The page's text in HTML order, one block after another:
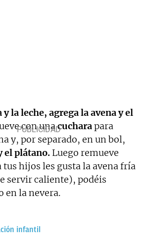
y la leche, agrega la avena y el
con unacucharapara
y, por separado, en un bol,
el plátano. Luego remueve
tus hijos les gusta la avena fría
servir caliente), podéis
en la nevera.
infantil